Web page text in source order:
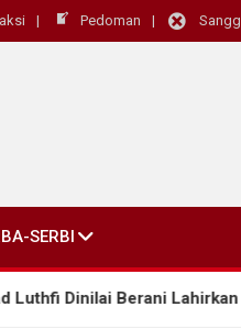
Pedoman
SERBI
Berani Lahirkan